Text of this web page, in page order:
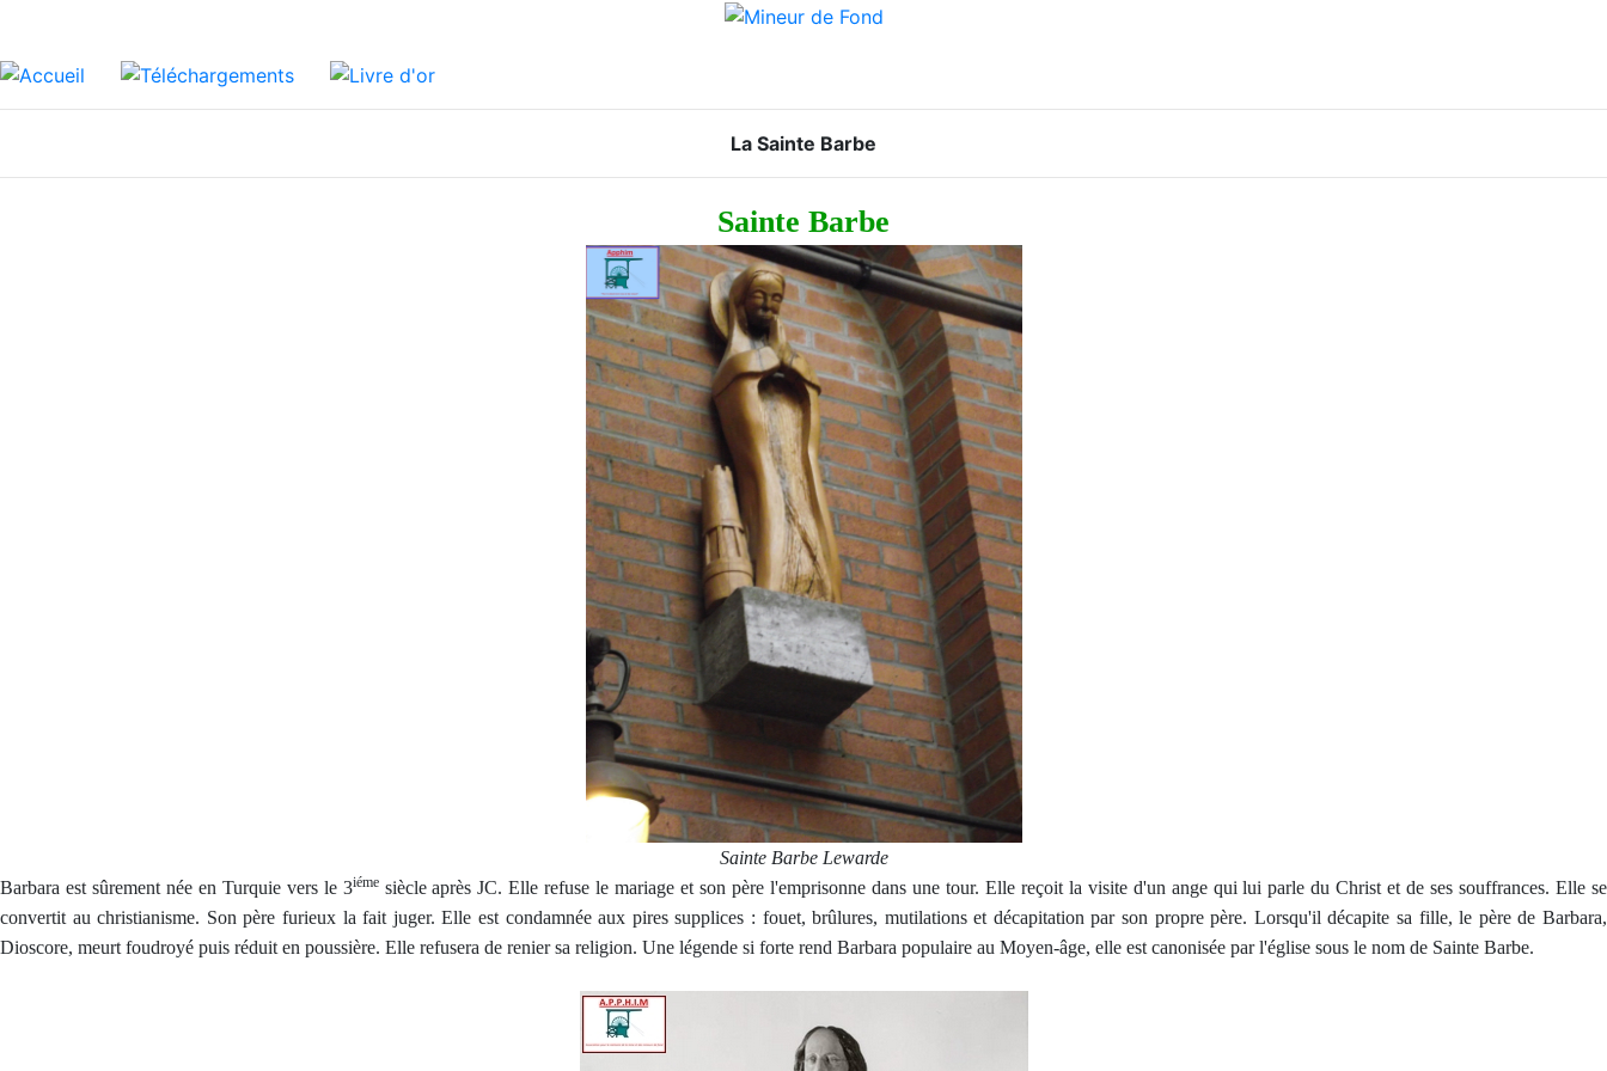
La Sainte Barbe
Sainte Barbe
Sainte Barbe Lewarde
Barbara est sûrement née en Turquie vers le 3iémesiècle après JC. Elle refuse le mariage et son père l'emprisonne dans une tour. Elle reçoit la visite d'un ange qui lui parle du Christ et de ses souffrances. Elle se
convertit au christianisme. Son père furieux la fait juger. Elle est condamnée aux pires supplices : fouet, brûlures, mutilations et décapitation par son propre père. Lorsqu'il décapite sa fille, le père de Barbara,
Dioscore, meurt foudroyé puis réduit en poussière. Elle refusera de renier sa religion. Une légende si forte rend Barbara populaire au Moyen-âge, elle est canonisée par l'église sous le nom de Sainte Barbe.